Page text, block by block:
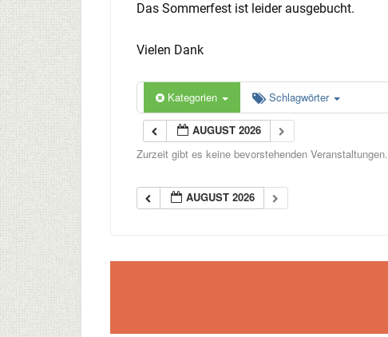
Das Sommerfest ist leider ausgebucht.
Vielen Dank
Kategorien Schlagwörter
AUGUST 2026
Zurzeit gibt es keine bevorstehenden Veranstaltungen.
AUGUST 2026